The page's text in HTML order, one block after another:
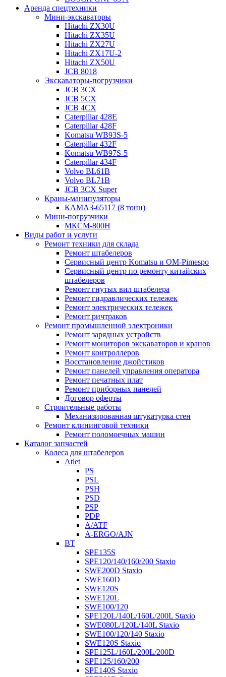
Аренда спецтехники
Мини-экскаваторы
Hitachi ZX30U
Hitachi ZX35U
Hitachi ZX27U
Hitachi ZX17U-2
Hitachi ZX50U
JCB 8018
Экскаваторы-погрузчики
JCB 3CX
JCB 5CX
JCB 4CX
Caterpillar 428E
Caterpillar 428F
Komatsu WB93S-5
Caterpillar 432F
Komatsu WB97S-5
Caterpillar 434F
Volvo BL61B
Volvo BL71B
JCB 3CX Super
Краны-манипуляторы
КАМАЗ-65117 (8 тонн)
Мини-погрузчики
МКСМ-800H
Виды работ и услуги
Ремонт техники для склада
Ремонт штабелеров
Сервисный центр Komatsu и OM-Pimespo
Сервисный центр по ремонту китайских
штабелеров
Ремонт гнутых вил штабелера
Ремонт гидравлических тележек
Ремонт электрических тележек
Ремонт ричтраков
Ремонт промышленной электроники
Ремонт зарядных устройств
Ремонт мониторов экскаваторов и кранов
Ремонт контроллеров
Восстановление джойстиков
Ремонт панелей управления оператора
Ремонт печатных плат
Ремонт приборных панелей
Договор оферты
Строительные работы
Механизированная штукатурка стен
Ремонт клининговой техники
Ремонт поломоечных машин
Каталог запчастей
Колеса для штабелеров
Atlet
PS
PSL
PSH
PSD
PSP
PDP
A/ATF
A-ERGO/AJN
BT
SPE135S
SPE120/140/160/200 Staxio
SWE200D Staxio
SWE160D
SWE120S
SWE120L
SWE100/120
SPE120L/140L/160L/200L Staxio
SWE080L/120L/140L Staxio
SWE100/120/140 Staxio
SWE120S Staxio
SPE125L/160L/200L/200D
SPE125/160/200
SPE140S Staxio